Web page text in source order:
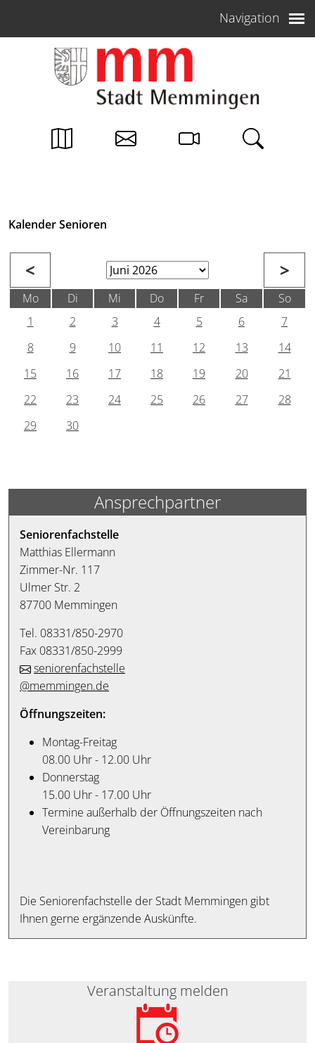
Navigation
Kalender Senioren
< >
Mo Di Mi Do Fr Sa
So
1
2 3 4 5 6
7
8
9 10 11 12 13
14
15
16 17 18 19 20
21
22
23 24 25 26 27
28
29
30
Ansprechpartner
Seniorenfachstelle
Matthias Ellermann
Zimmer-Nr. 117
Ulmer Str. 2
87700 Memmingen
Tel. 08331/850-2970
Fax 08331/850-2999
seniorenfachstelle
@memmingen.de
Öffnungszeiten:
Montag-Freitag
08.00 Uhr - 12.00 Uhr
Donnerstag
15.00 Uhr - 17.00 Uhr
Termine außerhalb der Öffnungszeiten nach
Vereinbarung
Die Seniorenfachstelle der Stadt Memmingen gibt
Ihnen gerne ergänzende Auskünfte.
Veranstaltung melden